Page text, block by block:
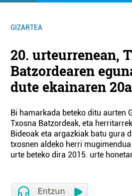
GIZARTEA
20. urteurrenean,
Batzordearen
dute ekainaren
Bi hamarkada beteko ditu aurten
Txosna Batzordeak, eta
Bideoak eta argazkiak batu gura
txosnen aldeko herri
urte beteko dira 2015. urte